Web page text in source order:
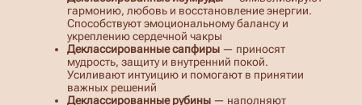
гармонию, любовь и восстановление энергии.
Способствуют эмоциональному балансу и
укреплению сердечной чакры
Деклассированные сапфиры— приносят
мудрость, защиту и внутренний покой.
Усиливают интуицию и помогают в принятии
важных решений
Деклассированные рубины— наполняют